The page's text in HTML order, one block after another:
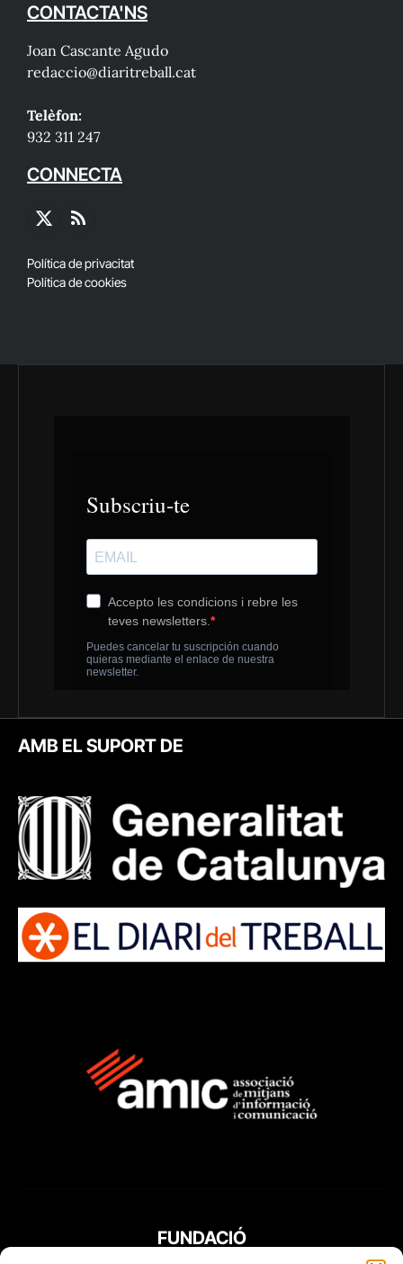
CONTACTA'NS
Joan Cascante Agudo
redaccio@diaritreball.cat
Telèfon:
932 311 247
CONNECTA
X
RSS
Política de privacitat
Política de cookies
AMB EL SUPORT DE
FUNDACIÓ